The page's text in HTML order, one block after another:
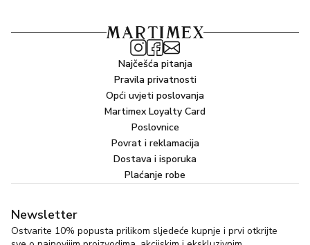
Najčešća pitanja
Pravila privatnosti
Opći uvjeti poslovanja
Martimex Loyalty Card
Poslovnice
Povrat i reklamacija
Dostava i isporuka
Plaćanje robe
Newsletter
Ostvarite 10% popusta prilikom sljedeće kupnje i prvi otkrijte